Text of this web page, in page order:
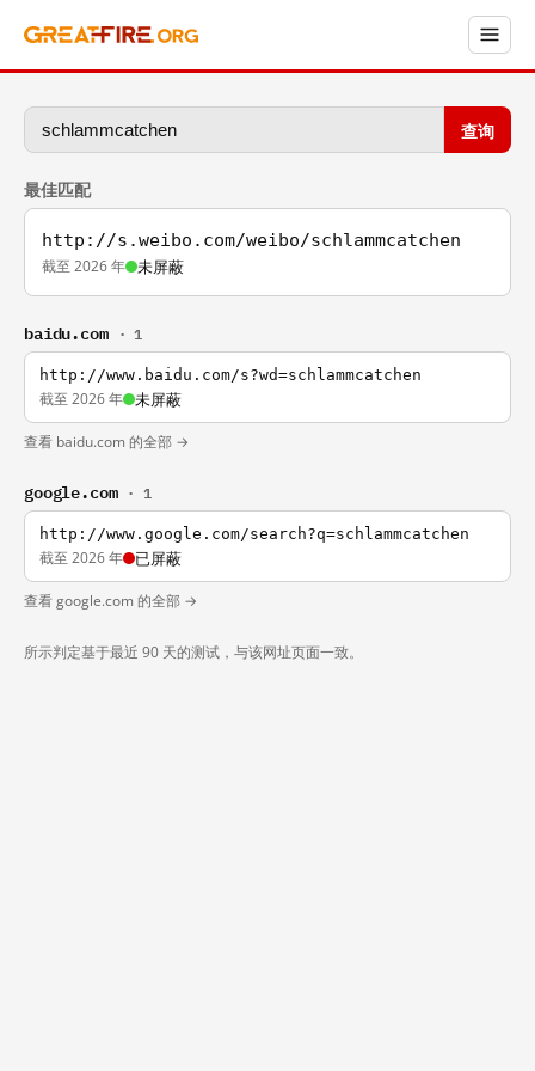
查询
最佳匹配
http://s.weibo.com/weibo/schlammcatchen
截至 2026 年 未屏蔽
baidu.com · 1
http://www.baidu.com/s?wd=schlammcatchen
截至 2026 年 未屏蔽
查看 baidu.com 的全部 →
google.com · 1
http://www.google.com/search?q=schlammcatchen
截至 2026 年 已屏蔽
查看 google.com 的全部 →
所示判定基于最近 90 天的测试，与该网址页面一致。